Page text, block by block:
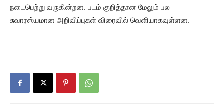
நடைபெற்று வருகின்றன. படம் குறித்தான மேலும் பல
சுவாரஸ்யமான அறிவிப்புகள் விரைவில் வெளியாகவுள்ளன.